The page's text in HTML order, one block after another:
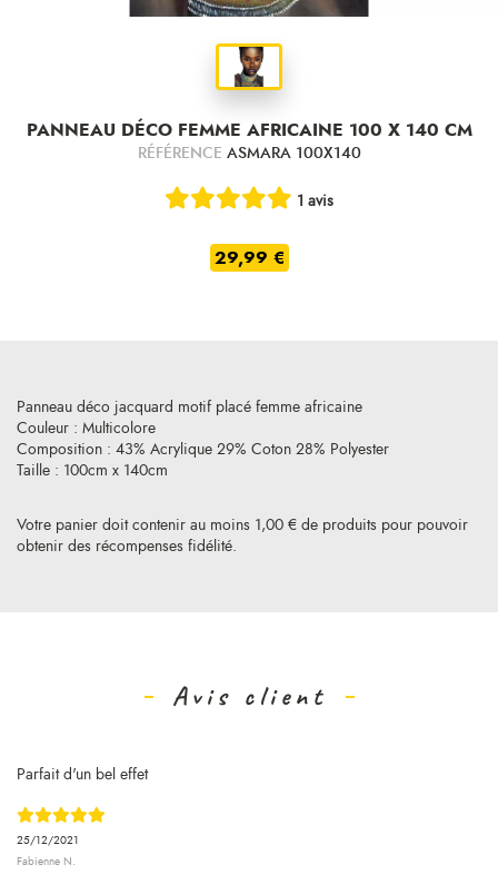
PANNEAU DÉCO FEMME AFRICAINE 100 X 140 CM
RÉFÉRENCE ASMARA 100X140
1 avis
29,99 €
Votre panier doit contenir au moins 1,00 € de produits pour pouvoir
obtenir des récompenses fidélité.
Panneau déco jacquard motif placé femme africaine
Couleur : Multicolore
Composition : 43% Acrylique 29% Coton 28% Polyester
Taille : 100cm x 140cm
Avis client
25/12/2021
Fabienne N.
Parfait d'un bel effet